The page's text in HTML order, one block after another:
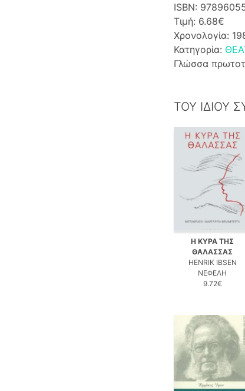
ISBN:
Τιμή: 6.68€
Χρονολογία:
Κατηγορία:
Γλώσσα
ΤΟΥ ΙΔΙΟΥ
Η ΚΥΡΑ ΤΗΣ
ΘΑΛΑΣΣΑΣ
HENRIK IBSEN
ΝΕΦΕΛΗ
9.72€